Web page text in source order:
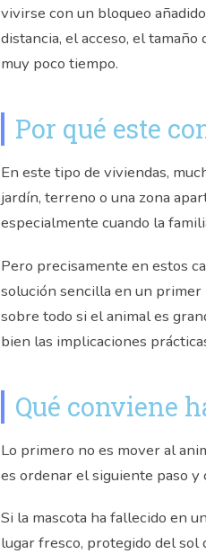
vivirse con un bloqueo
distancia, el acceso, el
muy poco tiempo.
Por qué este
En este tipo de viviendas,
jardín, terreno o una zona
especialmente cuando la
Pero precisamente en estos
solución sencilla en un
sobre todo si el animal es
bien las implicaciones
Qué conviene
Lo primero no es mover al
es ordenar el siguiente paso y
Si la mascota ha fallecido en
lugar fresco, protegido del sol